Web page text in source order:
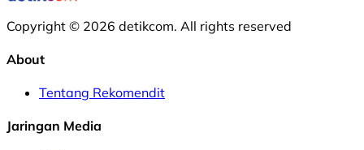
Copyright © 2026 detikcom. All rights reserved
About
Tentang Rekomendit
Jaringan Media